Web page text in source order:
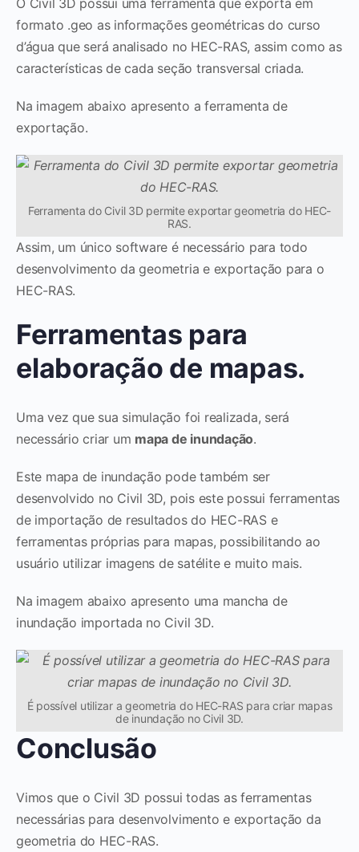
formato .geo as informações geométricas do curso
d’água que será analisado no HEC-RAS, assim como as
características de cada seção transversal criada.
Na imagem abaixo apresento a ferramenta de
exportação.
Ferramenta do Civil 3D permite exportar geometria do HEC-
RAS.
Assim, um único software é necessário para todo
desenvolvimento da geometria e exportação para o
HEC-RAS.
Ferramentas para
elaboração de mapas.
Uma vez que sua simulação foi realizada, será
necessário criar um mapa de inundação.
Este mapa de inundação pode também ser
desenvolvido no Civil 3D, pois este possui ferramentas
de importação de resultados do HEC-RAS e
ferramentas próprias para mapas, possibilitando ao
usuário utilizar imagens de satélite e muito mais.
Na imagem abaixo apresento uma mancha de
inundação importada no Civil 3D.
É possível utilizar a geometria do HEC-RAS para criar mapas
de inundação no Civil 3D.
Conclusão
Vimos que o Civil 3D possui todas as ferramentas
necessárias para desenvolvimento e exportação da
geometria do HEC-RAS.